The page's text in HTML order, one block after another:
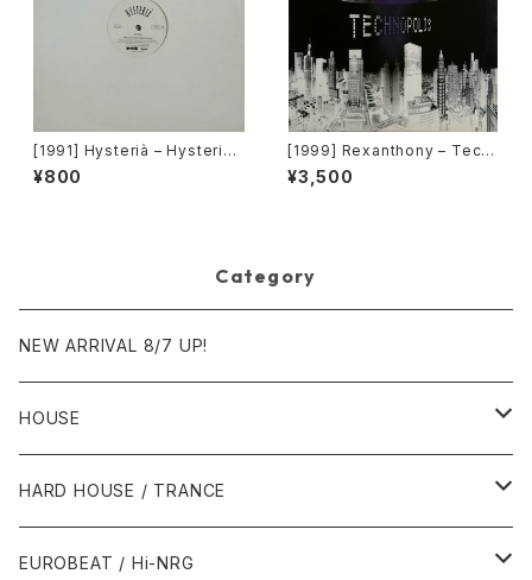
[1991] Hysterià – Hysteria
(There's No Reason To Be
Disturbed) [T.A.O.B. Danc
¥800
[1999] Rexanthony – Tech
nopolis [Franton]
¥3,500
Category
NEW ARRIVAL 8/7 UP!
HOUSE
1980年代
1987年・以前
1990年代
HARD HOUSE / TRANCE
1990年代
EUROBEAT / Hi-NRG